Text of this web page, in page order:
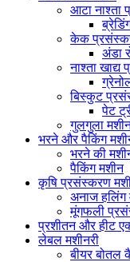
आटा नाश्ता
केक
अंडा
नाश्ता
बिस्कुट
पेट
गुलगुला
भरने और पैकिंग
भरने की
पैकिंग मशीन
कृषि प्रसंस्करण
अनाज हलिंग
मूंगफली
प्रशीतन और हीट
लेबल मशीनरी
बीयर बोतल